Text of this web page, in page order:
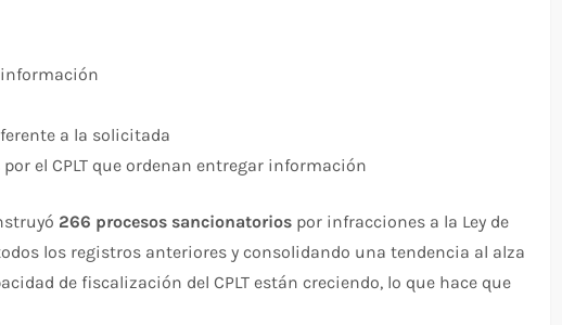
información
a la solicitada
el CPLT que ordenan entregar información
266 procesos sancionatorios por infracciones a la Ley de
los registros anteriores y consolidando una tendencia al alza
de fiscalización del CPLT están creciendo, lo que hace que